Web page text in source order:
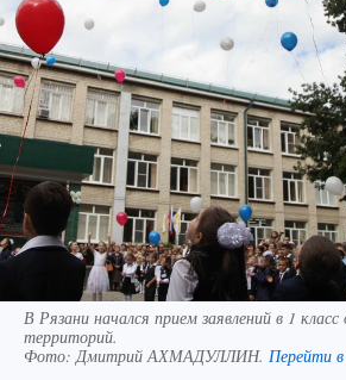
В Рязани начался прием заявлений в 1 класс
территорий.
Фото: Дмитрий АХМАДУЛЛИН. Перейти